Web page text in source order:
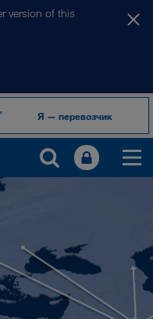
version of this
Я — перевозчик